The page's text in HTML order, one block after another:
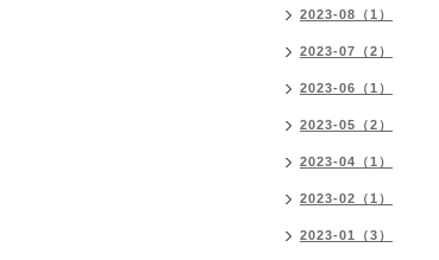
2023-08（1）
2023-07（2）
2023-06（1）
2023-05（2）
2023-04（1）
2023-02（1）
2023-01（3）